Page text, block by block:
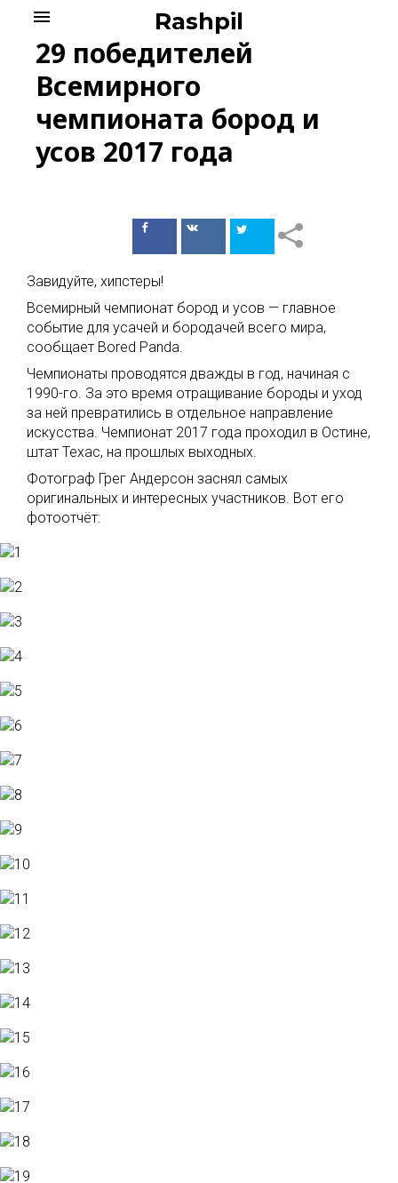
content
Rashpil
menu
29 победителей
Всемирного
чемпионата бород и
усов 2017 года
ПоделитьсяПоделиться
Завидуйте, хипстеры!
Всемирный чемпионат бород и усов — главное
событие для усачей и бородачей всего мира,
сообщает Bored Panda.
Чемпионаты проводятся дважды в год, начиная с
1990-го. За это время отращивание бороды и уход
за ней превратились в отдельное направление
искусства. Чемпионат 2017 года проходил в Остине,
штат Техас, на прошлых выходных.
Фотограф Грег Андерсон заснял самых
оригинальных и интересных участников. Вот его
фотоотчёт: